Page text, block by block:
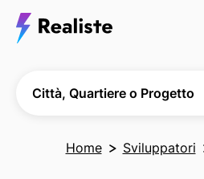
Città, Quartiere o Progetto
Home Sviluppatori